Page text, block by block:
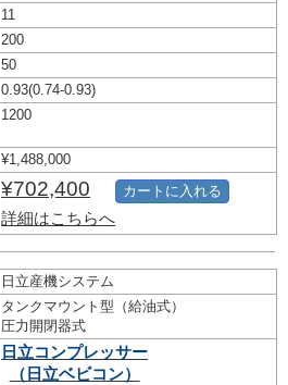
11
200
50
0.93(0.74-0.93)
1200
¥1,488,000
¥702,400
詳細はこちらへ
カートに入れる
日立産機システム
タンクマウント型（給油式）
圧力開閉器式
日立コンプレッサー
（日立ベビコン）